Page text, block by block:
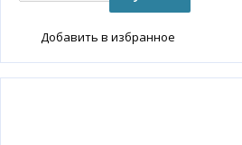
Добавить в избранное